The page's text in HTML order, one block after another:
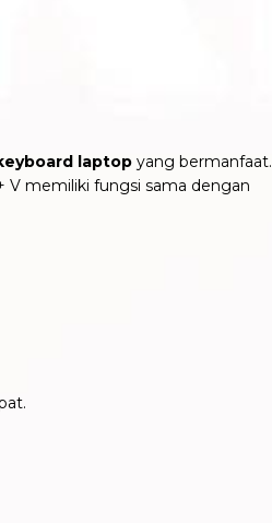
laptop yang bermanfaat.
V memiliki fungsi sama dengan